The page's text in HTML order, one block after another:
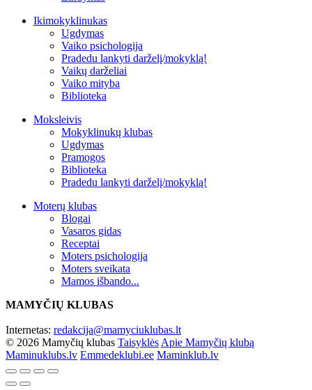
Ikimokyklinukas
Ugdymas
Vaiko psichologija
Pradedu lankyti darželį/mokyklą!
Vaikų darželiai
Vaiko mityba
Biblioteka
Moksleivis
Mokyklinukų klubas
Ugdymas
Pramogos
Biblioteka
Pradedu lankyti darželį/mokyklą!
Moterų klubas
Blogai
Vasaros gidas
Receptai
Moters psichologija
Moters sveikata
Mamos išbando...
MAMYČIŲ KLUBAS
Internetas: redakcija@mamyciuklubas.lt
© 2026 Mamyčių klubas Taisyklės Apie Mamyčių klubą
Maminuklubs.lv Emmedeklubi.ee Maminklub.lv